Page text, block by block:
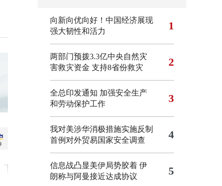
向新向优向好！中国经济展现
强大韧性和活力
1
两部门预拨3.3亿中央自然灾
害救灾资金 支持8省份救灾
2
全总印发通知 加强安全生产
和劳动保护工作
3
我对美涉华消极措施实施反制
首例对外贸易国家安全调查
4
信息战凸显美伊局势胶着 伊
朗称与阿曼接近达成协议
5